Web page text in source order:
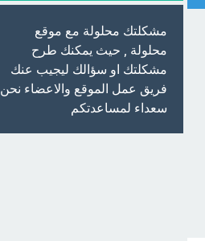
مشكلتك محلولة مع موقع
محلولة , حيث يمكنك طرح
مشكلتك او سؤالك ليجيب عنك
فريق عمل الموقع والاعضاء نحن
سعداء لمساعدتكم